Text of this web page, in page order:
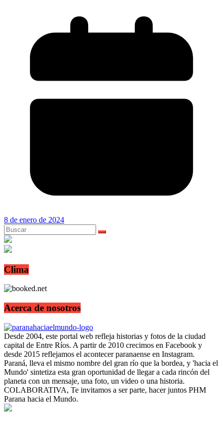
8 de enero de 2024
Clima
Acerca de nosotros
Desde 2004, este portal web refleja historias y fotos de la ciudad
capital de Entre Ríos. A partir de 2010 crecimos en Facebook y
desde 2015 reflejamos el acontecer paranaense en Instagram.
Paraná, lleva el mismo nombre del gran río que la bordea, y 'hacia el
Mundo' sintetiza esta gran oportunidad de llegar a cada rincón del
planeta con un mensaje, una foto, un video o una historia.
COLABORATIVA, Te invitamos a ser parte, hacer juntos PHM
Parana hacia el Mundo.